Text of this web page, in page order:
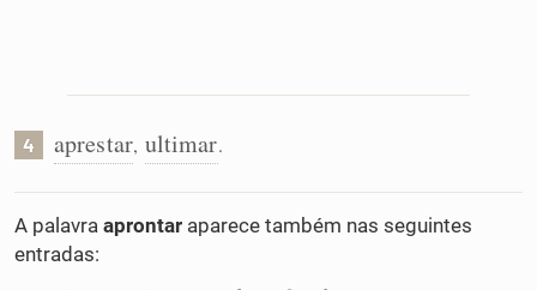
4 aprestar, ultimar.
A palavra aprontar aparece também nas seguintes
entradas: